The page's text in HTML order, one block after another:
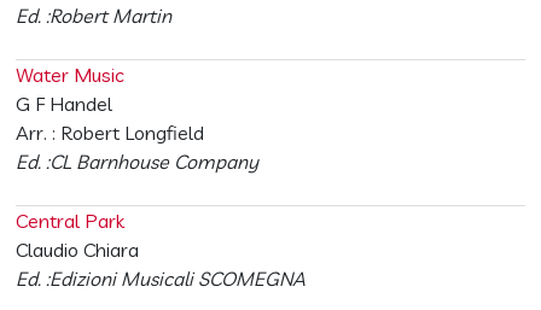
Ed. :Robert Martin
Water Music
G F Handel
Arr. : Robert Longfield
Ed. :CL Barnhouse Company
Central Park
Claudio Chiara
Ed. :Edizioni Musicali SCOMEGNA